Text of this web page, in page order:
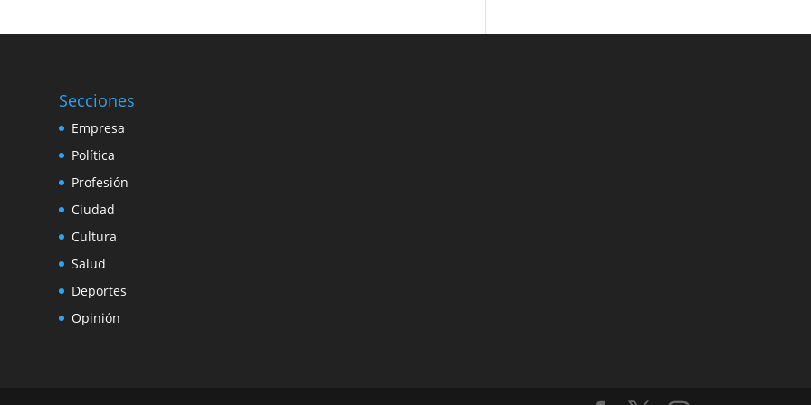
Secciones
Empresa
Política
Profesión
Ciudad
Cultura
Salud
Deportes
Opinión